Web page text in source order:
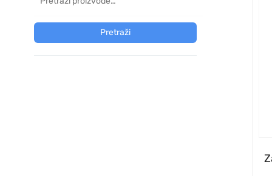
Pretraži